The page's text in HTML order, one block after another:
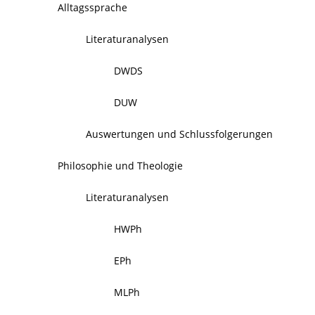
Alltagssprache
Literaturanalysen
DWDS
DUW
Auswertungen und Schlussfolgerungen
Philosophie und Theologie
Literaturanalysen
HWPh
EPh
MLPh